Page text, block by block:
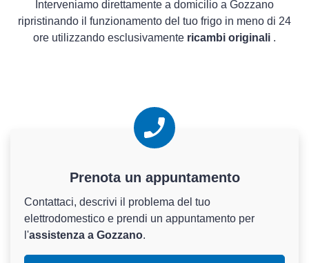
Interveniamo direttamente a domicilio a Gozzano
ripristinando il funzionamento del tuo frigo in meno di 24
ore utilizzando esclusivamente ricambi originali .
Prenota un appuntamento
Contattaci, descrivi il problema del tuo
elettrodomestico e prendi un appuntamento per
l'assistenza a Gozzano.